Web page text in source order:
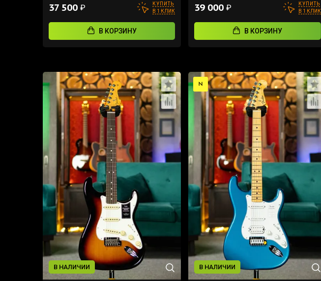
37 500 ₽
КУПИТЬ
В 1 КЛИК
В КОРЗИНУ
39 000₽
КУПИТЬ
В 1 КЛИК
В КОРЗИНУ
В НАЛИЧИИ В НАЛИЧИИ
НОВИНКА